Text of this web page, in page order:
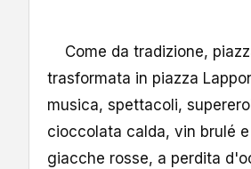
Come da tradizione,
trasformata in piazza
musica, spettacoli,
cioccolata calda, vin brulé
giacche rosse, a perdita